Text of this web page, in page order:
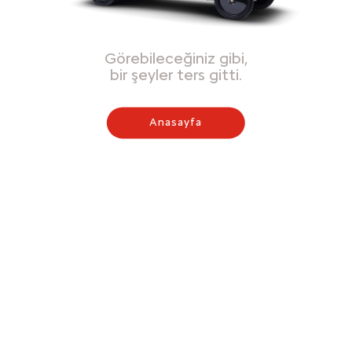
Görebileceğiniz gibi,
bir şeyler ters gitti.
Anasayfa